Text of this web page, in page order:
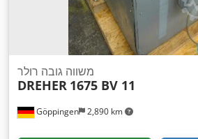
Göppingen 2,890 km
משווה גובה רולר
DREHER 1675 BV 11